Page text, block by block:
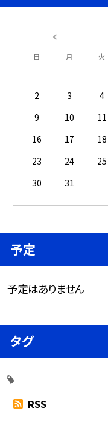
日 月 火
2
3 4
9
10 11
16
17 18
23
24 25
30
31
予定
予定はありません
タグ
RSS